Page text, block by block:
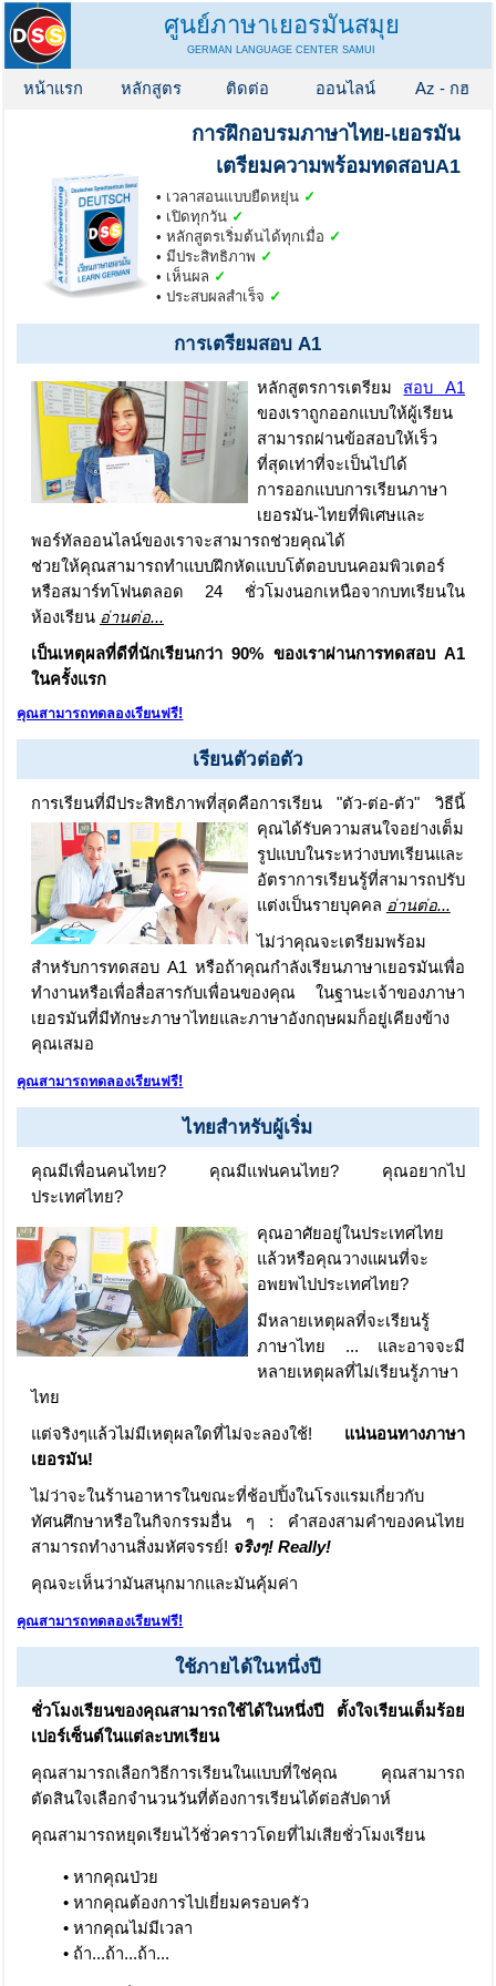
ศูนย์ภาษาเยอรมันสมุย
GERMAN LANGUAGE CENTER SAMUI
หน้าแรก หลักสูตร ติดต่อ ออนไลน์ Az - กฮ
การฝึกอบรมภาษาไทย-เยอรมัน
เตรียมความพร้อมทดสอบA1
• เวลาสอนแบบยืดหยุ่น ✓
• เปิดทุกวัน ✓
• หลักสูตรเริ่มต้นได้ทุกเมื่อ ✓
• มีประสิทธิภาพ ✓
• เห็นผล ✓
• ประสบผลสำเร็จ ✓
การเตรียมสอบ A1
หลักสูตรการเตรียม สอบ A1
ของเราถูกออกแบบให้ผู้เรียน
สามารถผ่านข้อสอบให้เร็ว
ที่สุดเท่าที่จะเป็นไปได้
การออกแบบการเรียนภาษา
เยอรมัน-ไทยที่พิเศษและ
พอร์ทัลออนไลน์ของเราจะสามารถช่วยคุณได้
ช่วยให้คุณสามารถทำแบบฝึกหัดแบบโต้ตอบบนคอมพิวเตอร์
หรือสมาร์ทโฟนตลอด 24 ชั่วโมงนอกเหนือจากบทเรียนใน
ห้องเรียน อ่านต่อ...
เป็นเหตุผลที่ดีที่นักเรียนกว่า 90% ของเราผ่านการทดสอบ A1
ในครั้งแรก
คุณสามารถทดลองเรียนฟรี!
เรียนตัวต่อตัว
การเรียนที่มีประสิทธิภาพที่สุดคือการเรียน "ตัว-ต่อ-ตัว"วิธีนี้
คุณได้รับความสนใจอย่างเต็ม
รูปแบบในระหว่างบทเรียนและ
อัตราการเรียนรู้ที่สามารถปรับ
แต่งเป็นรายบุคคล อ่านต่อ...
ไม่ว่าคุณจะเตรียมพร้อม
สำหรับการทดสอบ A1 หรือถ้าคุณกำลังเรียนภาษาเยอรมันเพื่อ
ทำงานหรือเพื่อสื่อสารกับเพื่อนของคุณ ในฐานะเจ้าของภาษา
เยอรมันที่มีทักษะภาษาไทยและภาษาอังกฤษผมก็อยู่เคียงข้าง
คุณเสมอ
คุณสามารถทดลองเรียนฟรี!
ไทยสำหรับผู้เริ่ม
คุณมีเพื่อนคนไทย? คุณมีแฟนคนไทย? คุณอยากไป
ประเทศไทย?
คุณอาศัยอยู่ในประเทศไทย
แล้วหรือคุณวางแผนที่จะ
อพยพไปประเทศไทย?
มีหลายเหตุผลที่จะเรียนรู้
ภาษาไทย ... และอาจจะมี
หลายเหตุผลที่ไม่เรียนรู้ภาษา
ไทย
แต่จริงๆแล้วไม่มีเหตุผลใดที่ไม่จะลองใช้! แน่นอนทางภาษา
เยอรมัน!
ไม่ว่าจะในร้านอาหารในขณะที่ช้อปปิ้งในโรงแรมเกี่ยวกับ
ทัศนศึกษาหรือในกิจกรรมอื่น ๆ : คำสองสามคำของคนไทย
สามารถทำงานสิ่งมหัศจรรย์! จริงๆ! Really!
คุณจะเห็นว่ามันสนุกมากและมันคุ้มค่า
คุณสามารถทดลองเรียนฟรี!
ใช้ภายได้ในหนึ่งปี
ชั่วโมงเรียนของคุณสามารถใช้ได้ในหนึ่งปี ตั้งใจเรียนเต็มร้อย
เปอร์เซ็นต์ในแต่ละบทเรียน
คุณสามารถเลือกวิธีการเรียนในแบบที่ใช่คุณ คุณสามารถ
ตัดสินใจเลือกจำนวนวันที่ต้องการเรียนได้ต่อสัปดาห์
คุณสามารถหยุดเรียนไว้ชั่วคราวโดยที่ไม่เสียชั่วโมงเรียน
• หากคุณป่วย
• หากคุณต้องการไปเยี่ยมครอบครัว
• หากคุณไม่มีเวลา
• ถ้า...ถ้า...ถ้า...